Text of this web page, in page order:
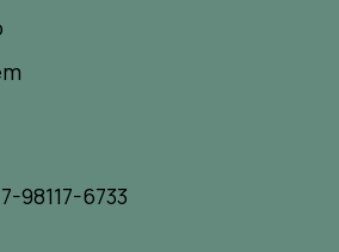
98117-6733